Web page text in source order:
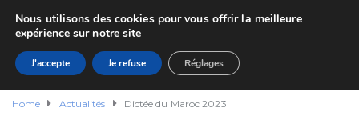
Home Actualités Dictée du Maroc 2023
Nous utilisons des cookies pour vous offrir la meilleure
expérience sur notre site
J'accepte Je refuse Réglages